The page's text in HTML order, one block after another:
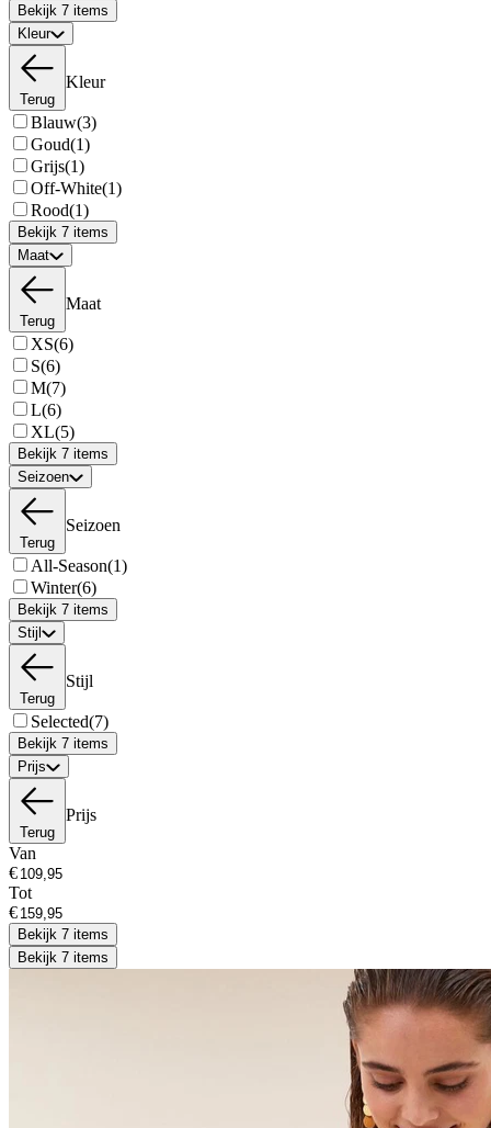
Bekijk 7 items
Kleur
Terug
Kleur
Blauw(3)
Goud(1)
Grijs(1)
Off-White(1)
Rood(1)
Bekijk 7 items
Maat
Terug
Maat
XS(6)
S(6)
M(7)
L(6)
XL(5)
Bekijk 7 items
Seizoen
Terug
Seizoen
All-Season(1)
Winter(6)
Bekijk 7 items
Stijl
Terug
Stijl
Selected(7)
Bekijk 7 items
Prijs
Terug
Prijs
Van
€
Tot
€
Bekijk 7 items
Bekijk 7 items